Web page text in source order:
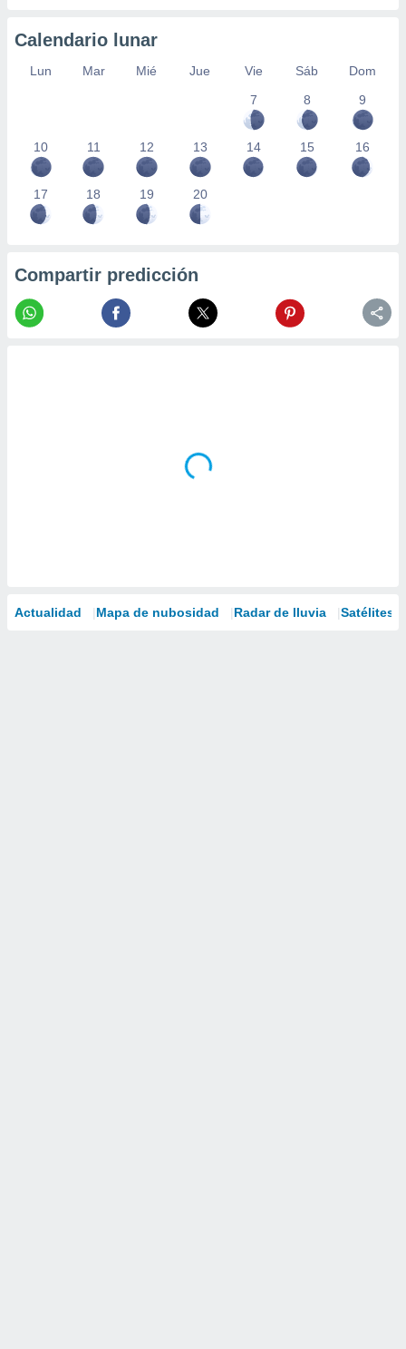
Calendario lunar
Lun Mar Mié Jue Vie Sáb
Dom
7
8 9
10 11 12 13 14 15 16
17 18 19 20
Compartir predicción
Actualidad Mapa de nubosidad Radar de lluvia Satélites